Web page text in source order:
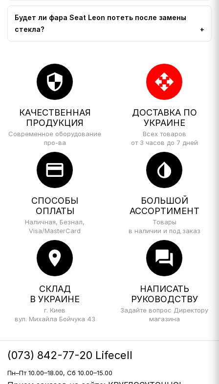
Будет ли фара Seat Leon потеть после замены
стекла?
security
КАЧЕСТВЕННАЯ
ПРОДУКЦИЯ
Современное оборудование
про-ва
open_with
ДОСТАВКА ПО
УКРАИНЕ
Всех товаров
от 3 часов до 7 дней
credit_card
СПОСОБЫ
ОПЛАТЫ
Наличная, Безнал,
Visa/MasterCard
invert_colors
БОЛЬШОЙ
АССОРТИМЕНТ
Товары
в наличии и под заказ
location_on
СКЛАД
В УКРАИНЕ
г. Киев
вул. Михайла Бойчука 43
forum
НАПИСАТЬ
РУКОВОДСТВУ
Задайте вопрос Директору
магазина
(073) 842-77-20 Lifecell
Пн–Пт 10.00–18.00, Сб 10.00–15.00